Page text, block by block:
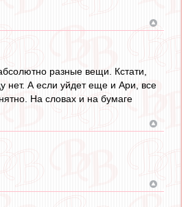
разные вещи. Кстати,
нет. А если уйдет еще и Ари, все
На словах и на бумаге